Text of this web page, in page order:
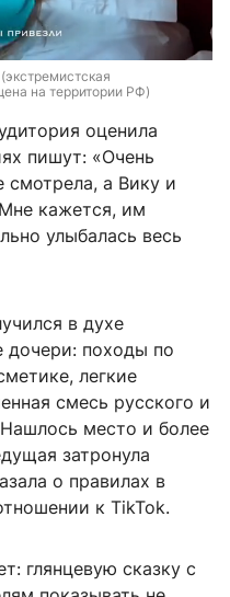
на территории РФ)
оценила
пишут: «Очень
смотрела, а Вику и
кажется, им
улыбалась весь
в духе
дочери: походы по
легкие
смесь русского и
место и более
затронула
о правилах в
к TikTok.
глянцевую сказку с